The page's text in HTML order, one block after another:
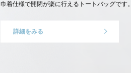
巾着仕様で開閉が楽に行えるトートバッグです。
詳細をみる